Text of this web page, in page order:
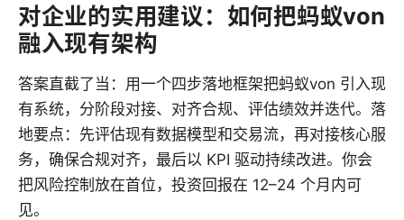
对企业的实用建议：如何把蚂蚁von
融入现有架构
答案直截了当：用一个四步落地框架把蚂蚁von 引入现
有系统，分阶段对接、对齐合规、评估绩效并迭代。落
地要点：先评估现有数据模型和交易流，再对接核心服
务，确保合规对齐，最后以 KPI 驱动持续改进。你会
把风险控制放在首位，投资回报在 12–24 个月内可
见。